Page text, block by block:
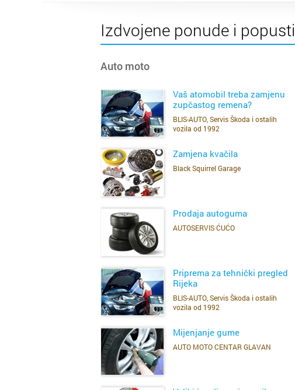
Izdvojene ponude i popusti
Auto moto
SAZNAJ VIŠE
Vaš atomobil treba zamjenu
zupčastog remena?
BLIS-AUTO, Servis Škoda i ostalih
vozila od 1992
Zamjena kvačila
Black Squirrel Garage
Prodaja autoguma
AUTOSERVIS ĆUĆO
SAZNAJ VIŠE
Priprema za tehnički pregled
Rijeka
BLIS-AUTO, Servis Škoda i ostalih
vozila od 1992
Mijenjanje gume
AUTO MOTO CENTAR GLAVAN